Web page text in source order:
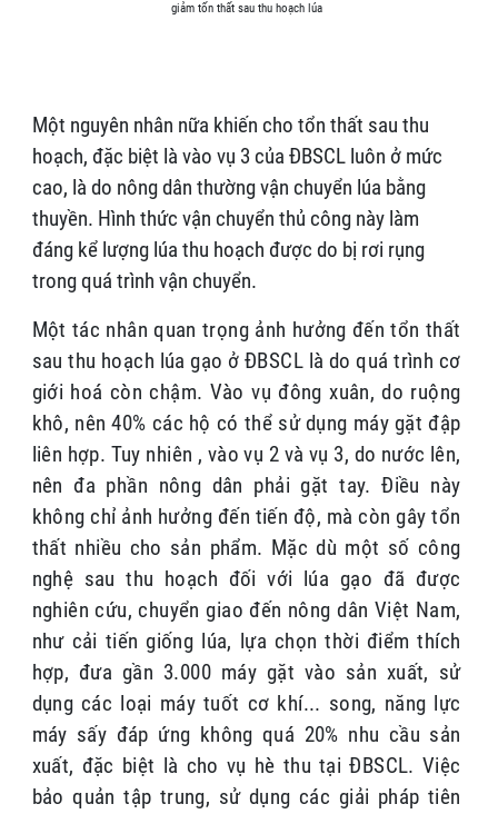
giảm tốn thất sau thu hoạch lúa
Một nguyên nhân nữa khiến cho tổn thất sau thu
hoạch, đặc biệt là vào vụ 3 của ĐBSCL luôn ở mức
cao, là do nông dân thường vận chuyển lúa bằng
thuyền. Hình thức vận chuyển thủ công này làm
đáng kể lượng lúa thu hoạch được do bị rơi rụng
trong quá trình vận chuyển.
Một tác nhân quan trọng ảnh hưởng đến tổn thất
sau thu hoạch lúa gạo ở ĐBSCL là do quá trình cơ
giới hoá còn chậm. Vào vụ đông xuân, do ruộng
khô, nên 40% các hộ có thể sử dụng máy gặt đập
liên hợp. Tuy nhiên , vào vụ 2 và vụ 3, do nước lên,
nên đa phần nông dân phải gặt tay. Điều này
không chỉ ảnh hưởng đến tiến độ, mà còn gây tổn
thất nhiều cho sản phẩm. Mặc dù một số công
nghệ sau thu hoạch đối với lúa gạo đã được
nghiên cứu, chuyển giao đến nông dân Việt Nam,
như cải tiến giống lúa, lựa chọn thời điểm thích
hợp, đưa gần 3.000 máy gặt vào sản xuất, sử
dụng các loại máy tuốt cơ khí... song, năng lực
máy sấy đáp ứng không quá 20% nhu cầu sản
xuất, đặc biệt là cho vụ hè thu tại ĐBSCL. Việc
bảo quản tập trung, sử dụng các giải pháp tiên